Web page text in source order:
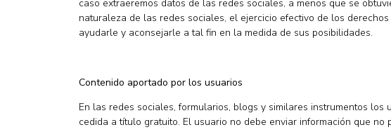
caso extraeremos datos de las redes sociales, a menos que se
naturaleza de las redes sociales, el ejercicio efectivo de los
ayudarle y aconsejarle a tal fin en la medida de sus posibilidades.
Contenido aportado por los usuarios
En las redes sociales, formularios, blogs y similares instrumentos
cedida a título gratuito. El usuario no debe enviar información que no